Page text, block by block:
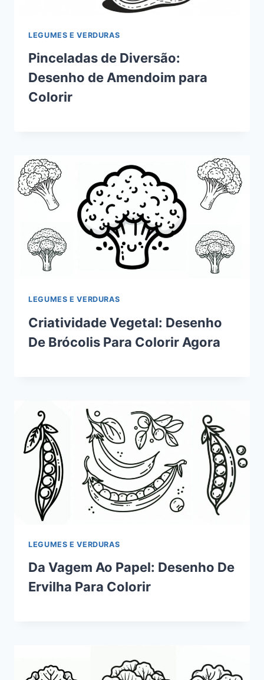
LEGUMES E VERDURAS
Pinceladas de Diversão:
Desenho de Amendoim para
Colorir
LEGUMES E VERDURAS
Criatividade Vegetal: Desenho
De Brócolis Para Colorir Agora
LEGUMES E VERDURAS
Da Vagem Ao Papel: Desenho De
Ervilha Para Colorir